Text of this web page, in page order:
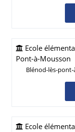
Ecole
Pont-à-Mousson
Blénod-lès-
Ecole